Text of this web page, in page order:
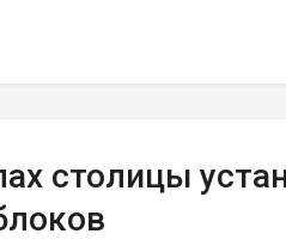
столицы